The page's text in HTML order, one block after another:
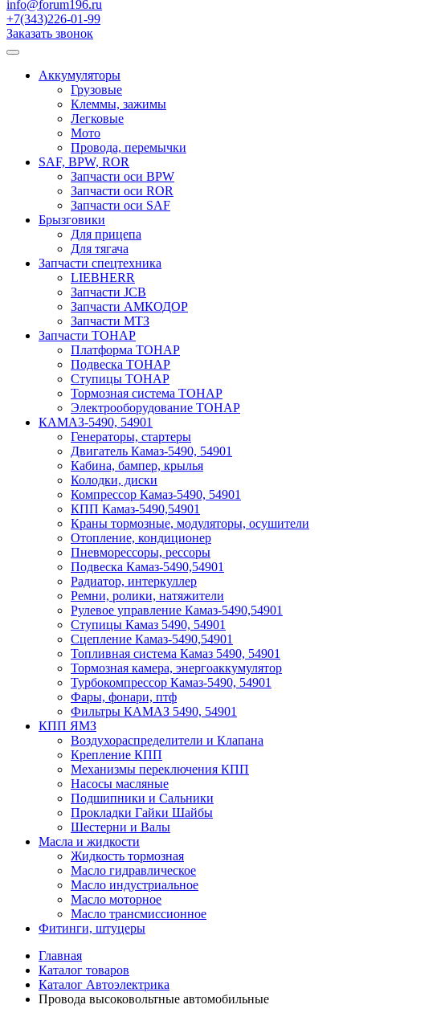
info@forum196.ru
+7(343)226-01-99
Заказать звонок
Аккумуляторы
Грузовые
Клеммы, зажимы
Легковые
Мото
Провода, перемычки
SAF, BPW, ROR
Запчасти оси BPW
Запчасти оси ROR
Запчасти оси SAF
Брызговики
Для прицепа
Для тягача
Запчасти спецтехника
LIEBHERR
Запчасти JCB
Запчасти АМКОДОР
Запчасти МТЗ
Запчасти ТОНАР
Платформа ТОНАР
Подвеска ТОНАР
Ступицы ТОНАР
Тормозная система ТОНАР
Электрооборудование ТОНАР
КАМАЗ-5490, 54901
Генераторы, стартеры
Двигатель Камаз-5490, 54901
Кабина, бампер, крылья
Колодки, диски
Компрессор Камаз-5490, 54901
КПП Камаз-5490,54901
Краны тормозные, модуляторы, осушители
Отопление, кондиционер
Пневморессоры, рессоры
Подвеска Камаз-5490,54901
Радиатор, интеркуллер
Ремни, ролики, натяжители
Рулевое управление Камаз-5490,54901
Ступицы Камаз 5490, 54901
Сцепление Камаз-5490,54901
Топливная система Камаз 5490, 54901
Тормозная камера, энергоаккумулятор
Турбокомпрессор Камаз-5490, 54901
Фары, фонари, птф
Фильтры КАМАЗ 5490, 54901
КПП ЯМЗ
Воздухораспределители и Клапана
Крепление КПП
Механизмы переключения КПП
Насосы масляные
Подшипники и Сальники
Прокладки Гайки Шайбы
Шестерни и Валы
Масла и жидкости
Жидкость тормозная
Масло гидравлическое
Масло индустриальное
Масло моторное
Масло трансмиссионное
Фитинги, штуцеры
Главная
Каталог товаров
Каталог Автоэлектрика
Провода высоковольтные автомобильные